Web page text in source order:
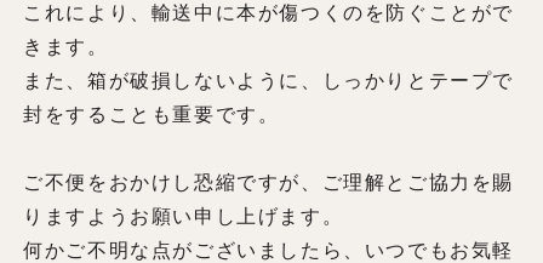
これにより、輸送中に本が傷つくのを防ぐことがで
きます。
また、箱が破損しないように、しっかりとテープで
封をすることも重要です。
ご不便をおかけし恐縮ですが、ご理解とご協力を賜
りますようお願い申し上げます。
何かご不明な点がございましたら、いつでもお気軽